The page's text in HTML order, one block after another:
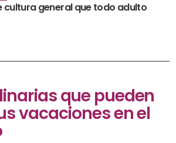
cultura general que todo adulto
que pueden
vacaciones en el